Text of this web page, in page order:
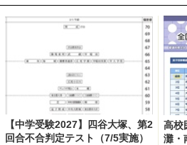
【中学受験2027】四谷大塚、第2
回合不合判定テスト（7/5実施）
高校
灘・